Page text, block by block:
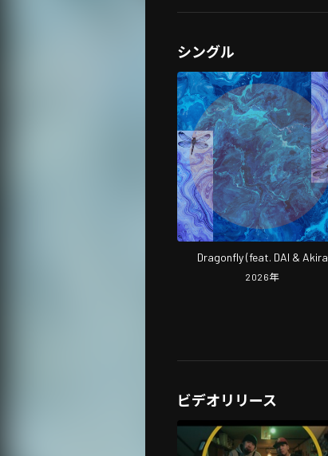
シングル
Dragonfly (feat. DAI & Akira
Something)
2026年
ビデオリリース